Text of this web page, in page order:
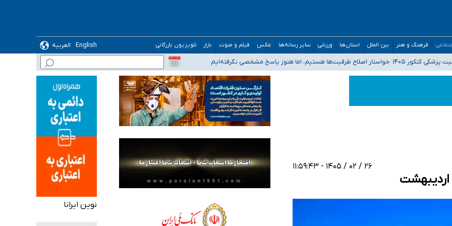
فرهنگ و هنر بین الملل استان‌ها ورزشی سایر رسانه‌ها عکس فیلم و صوت بازار تلویزیون بازرگانی English
العربیه
اما هنوز پاسخ مشخصی نگرفته‌ایم
عملیات و دکترای تخصصی جغرافیای نظامی دافوس آجا
۲۶ / ۰۲ / ۱۴۰۵ - ۱۱:۵۹:۴۳
نوین ایرانا